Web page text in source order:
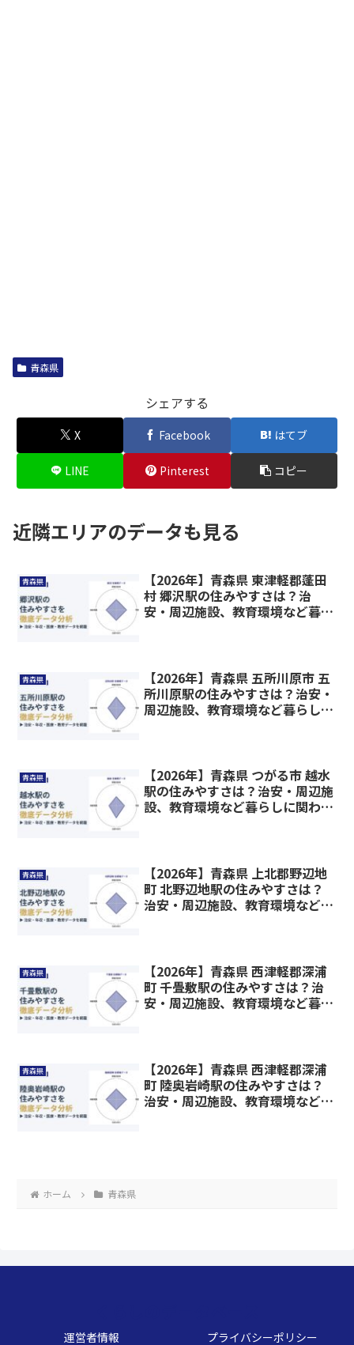
青森県
シェアする
X Facebook はてブ
LINE Pinterest コピー
近隣エリアのデータも見る
青森県
【2026年】青森県 東津軽郡蓬田
村 郷沢駅の住みやすさは？治
安・周辺施設、教育環境など暮ら
青森県
【2026年】青森県 五所川原市 五
所川原駅の住みやすさは？治安・
周辺施設、教育環境など暮らしに
青森県
【2026年】青森県 つがる市 越水
駅の住みやすさは？治安・周辺施
設、教育環境など暮らしに関わる
青森県
【2026年】青森県 上北郡野辺地
町 北野辺地駅の住みやすさは？
治安・周辺施設、教育環境など暮
青森県
【2026年】青森県 西津軽郡深浦
町 千畳敷駅の住みやすさは？治
安・周辺施設、教育環境など暮ら
青森県
【2026年】青森県 西津軽郡深浦
町 陸奥岩崎駅の住みやすさは？
治安・周辺施設、教育環境など暮
ホーム 青森県
運営者情報 プライバシーポリシー